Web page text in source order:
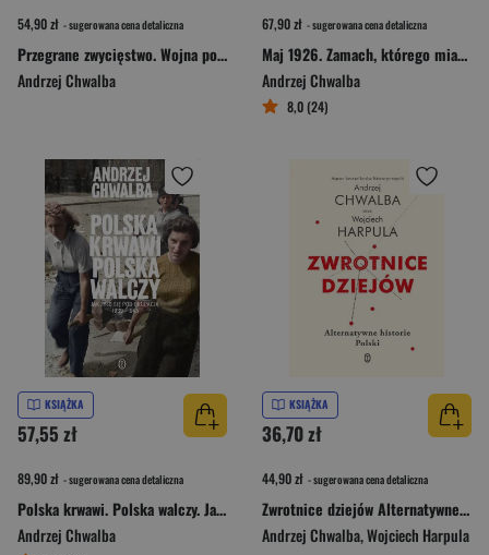
54,90 zł - sugerowana cena detaliczna
Przegrane zwycięstwo. Wojna polsko-bolszewicka 1918–1920
Andrzej Chwalba
67,90 zł - sugerowana cena detaliczna
Maj 1926. Zamach, którego miało nie być
Andrzej Chwalba
8,0 (24)
KSIĄŻKA
57,55 zł
89,90 zł - sugerowana cena detaliczna
Polska krwawi. Polska walczy. Jak żyło się pod okupacją 1939-1945
Andrzej Chwalba
KSIĄŻKA
36,70 zł
44,90 zł - sugerowana cena detaliczna
Zwrotnice dziejów Alternatywne historie Polski
Andrzej Chwalba,Wojciech Harpula